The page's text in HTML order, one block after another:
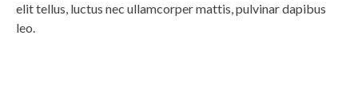
elit tellus, luctus nec ullamcorper mattis, pulvinar dapibus
leo.